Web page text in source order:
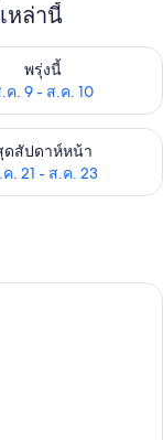
หล่านี้
.ค. 9พรุ่งนี้
ค. 9 - ส.ค. 10
ำนวนห้องพักว่างใน
14 - ส.ค. 16
ดสัปดาห์หน้า
. 21 - ส.ค. 23
ำนวนห้องพักว่างใน
ดับพรีเมียม, ผ้านวมขนเ